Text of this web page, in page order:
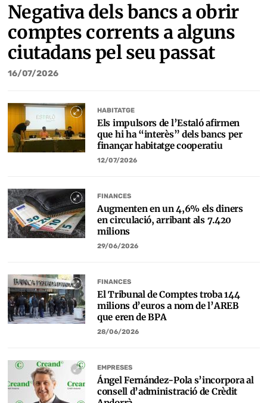
Negativa dels bancs a obrir
comptes corrents a alguns
ciutadans pel seu passat
16/07/2026
HABITATGE
Els impulsors de l’Estaló afirmen
que hi ha “interès” dels bancs per
finançar habitatge cooperatiu
12/07/2026
FINANCES
Augmenten en un 4,6% els diners
en circulació, arribant als 7.420
milions
29/06/2026
FINANCES
El Tribunal de Comptes troba 144
milions d’euros a nom de l’AREB
que eren de BPA
28/06/2026
EMPRESES
Ángel Fernández-Pola s’incorpora al
consell d’administració de Crèdit